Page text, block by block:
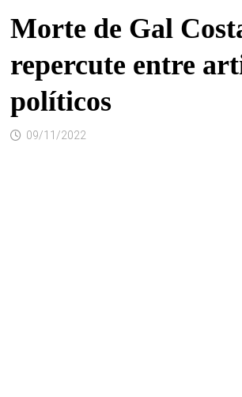
Morte de Gal
repercute entre
políticos
09/11/2022